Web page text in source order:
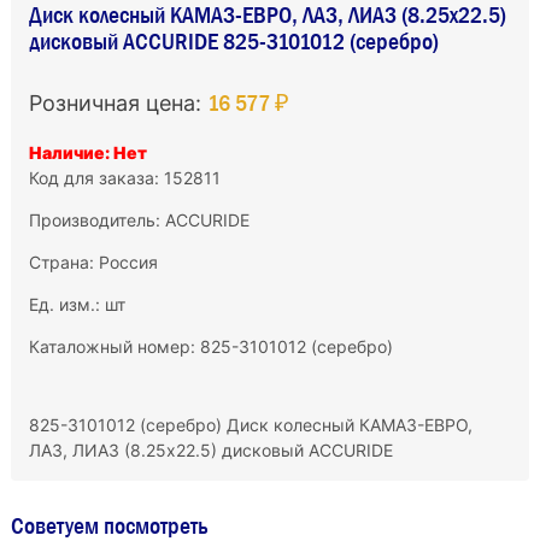
Диск колесный КАМАЗ-ЕВРО, ЛАЗ, ЛИАЗ (8.25х22.5)
дисковый ACCURIDE 825-3101012 (серебро)
Розничная цена: 16 577 ₽
Наличие: Нет
Код для заказа: 152811
Производитель: ACCURIDE
Страна: Россия
Ед. изм.: шт
Каталожный номер: 825-3101012 (серебро)
825-3101012 (серебро) Диск колесный КАМАЗ-ЕВРО,
ЛАЗ, ЛИАЗ (8.25х22.5) дисковый ACCURIDE
Советуем посмотреть